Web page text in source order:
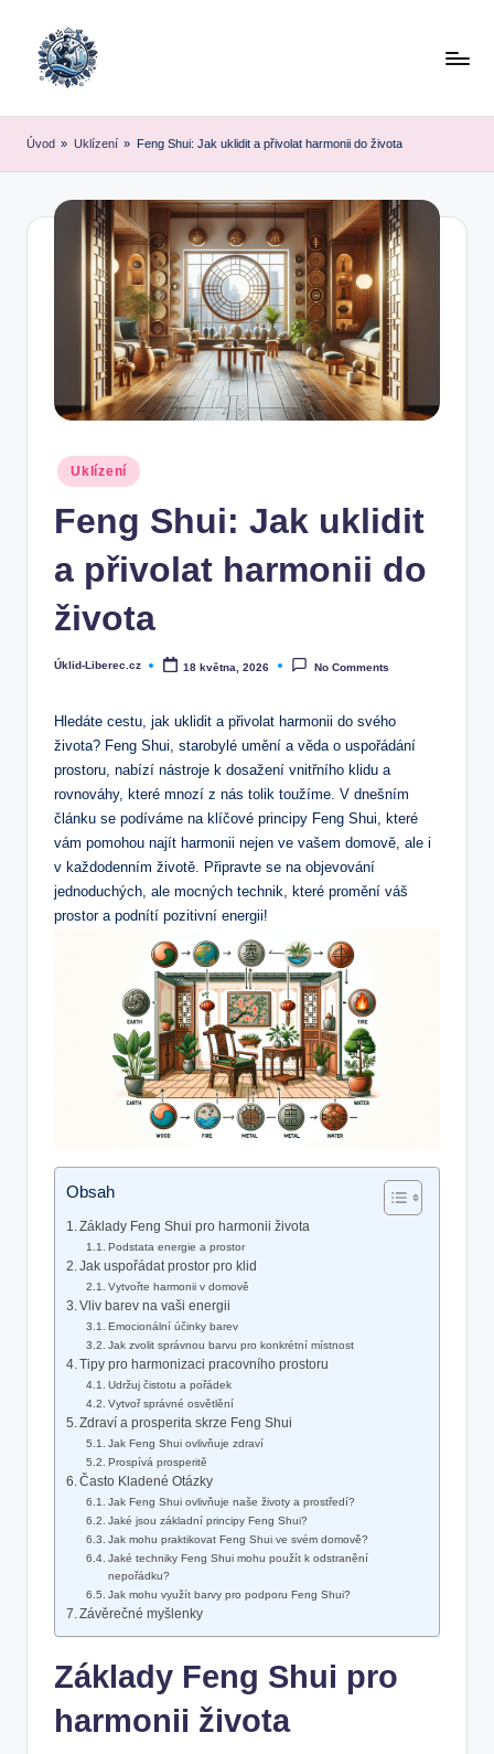
Úvod » Uklízení » Feng Shui: Jak uklidit a přivolat harmonii do života
Posted
in
Uklízení
Feng Shui: Jak uklidit
a přivolat harmonii do
života
Posted
Úklid-Liberec.cz 18 května, 2026 No Comments
Hledáte cestu, jak uklidit a přivolat harmonii do svého
života? Feng Shui, starobylé umění a věda o uspořádání
prostoru, nabízí nástroje k dosažení vnitřního klidu a
rovnováhy, které mnozí z nás tolik toužíme. V dnešním
článku se podíváme na klíčové principy Feng Shui, které
vám pomohou najít harmonii nejen ve vašem domově, ale i
v každodenním životě. Připravte se na objevování
jednoduchých, ale mocných technik, které promění váš
prostor a podnítí pozitivní energii!
Obsah
Základy Feng Shui pro harmonii života
Podstata energie a prostor
Jak uspořádat prostor pro klid
Vytvořte harmonii v domově
Vliv barev na vaši energii
Emocionální účinky barev
Jak zvolit správnou barvu pro konkrétní místnost
Tipy pro harmonizaci pracovního prostoru
Udržuj čistotu a pořádek
Vytvoř správné osvětlění
Zdraví a prosperita skrze Feng Shui
Jak Feng Shui ovlivňuje zdraví
Prospívá prosperitě
Často Kladené Otázky
Jak Feng Shui ovlivňuje naše životy a prostředí?
Jaké jsou základní principy Feng Shui?
Jak mohu praktikovat Feng Shui ve svém domově?
Jaké techniky Feng Shui mohu použít k odstranění
nepořádku?
Jak mohu využít barvy pro podporu Feng Shui?
Závěrečné myšlenky
Základy Feng Shui pro
harmonii života